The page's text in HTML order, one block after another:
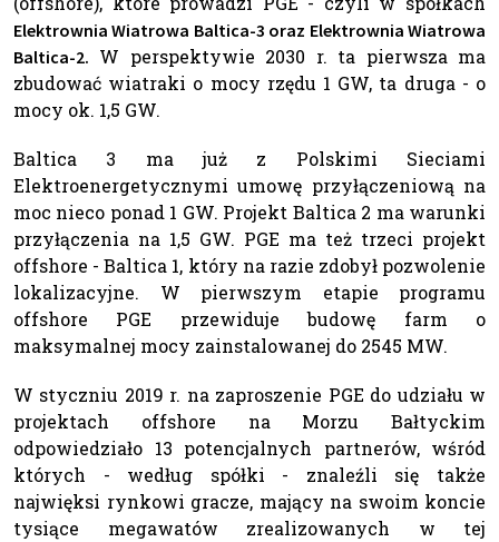
Elektrownia Wiatrowa Baltica-3 oraz Elektrownia Wiatrowa
Baltica-2. W perspektywie 2030 r. ta pierwsza ma
zbudować wiatraki o mocy rzędu 1 GW, ta druga - o
mocy ok. 1,5 GW.
Baltica 3 ma już z Polskimi Sieciami
Elektroenergetycznymi umowę przyłączeniową na
moc nieco ponad 1 GW. Projekt Baltica 2 ma warunki
przyłączenia na 1,5 GW. PGE ma też trzeci projekt
offshore - Baltica 1, który na razie zdobył pozwolenie
lokalizacyjne. W pierwszym etapie programu
offshore PGE przewiduje budowę farm o
maksymalnej mocy zainstalowanej do 2545 MW.
W styczniu 2019 r. na zaproszenie PGE do udziału w
projektach offshore na Morzu Bałtyckim
odpowiedziało 13 potencjalnych partnerów, wśród
których - według spółki - znaleźli się także
najwięksi rynkowi gracze, mający na swoim koncie
tysiące megawatów zrealizowanych w tej